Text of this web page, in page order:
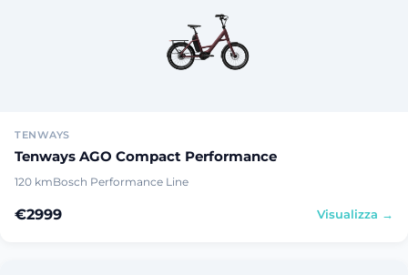
TENWAYS
Tenways AGO Compact Performance
120 kmBosch Performance Line
€2999 Visualizza →